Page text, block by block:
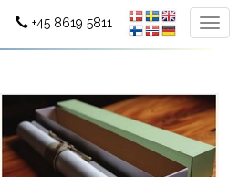
+45 8619 5811